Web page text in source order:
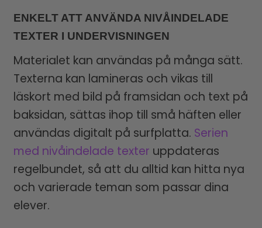
ENKELT ATT ANVÄNDA NIVÅINDELADE
TEXTER I UNDERVISNINGEN
Materialet kan användas på många sätt.
Texterna kan lamineras och vikas till
läskort med bild på framsidan och text på
baksidan, sättas ihop till små häften eller
användas digitalt på surfplatta. Serien
med nivåindelade texter uppdateras
regelbundet, så att du alltid kan hitta nya
och varierade teman som passar dina
elever.